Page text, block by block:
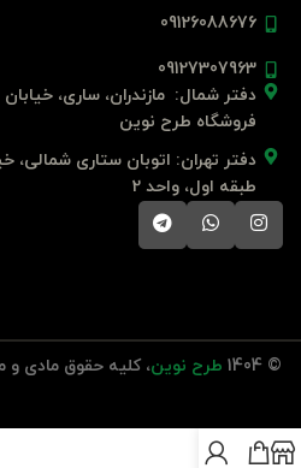
09126088676
09127307963
دفتر شمال: مازندران، ساری،
فروشگاه طرح نوین
طبقه اول، واحد 2
© 1404 طرح نوین، کلیه حقوق مادی